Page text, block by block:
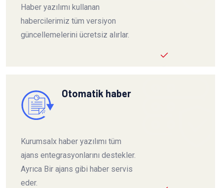
Haber yazılımı kullanan
habercilerimiz tüm versiyon
güncellemelerini ücretsiz alırlar.
Otomatik haber
Kurumsalx haber yazılımı tüm
ajans entegrasyonlarını destekler.
Ayrıca Bir ajans gibi haber servis
eder.